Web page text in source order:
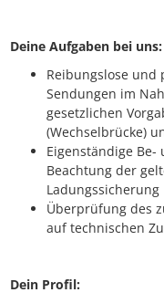
Deine Aufgaben bei uns:
Reibungslose und
Sendungen im
gesetzlichen
(Wechselbrücke)
Eigenständige
Beachtung der
Ladungssicherung
Überprüfung des
auf technischen
Dein Profil: